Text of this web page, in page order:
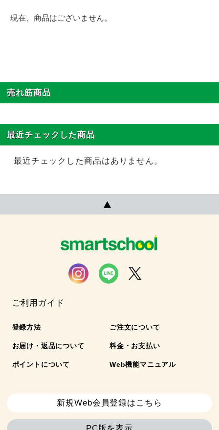
現在、商品はございません。
売れ筋商品
最近チェックした商品
最近チェックした商品はありません。
ご利用ガイド
登録方法 ご注文について
お届け・返品について 料金・お支払い
ポイントについて Web機能マニュアル
新規Web会員登録はこちら